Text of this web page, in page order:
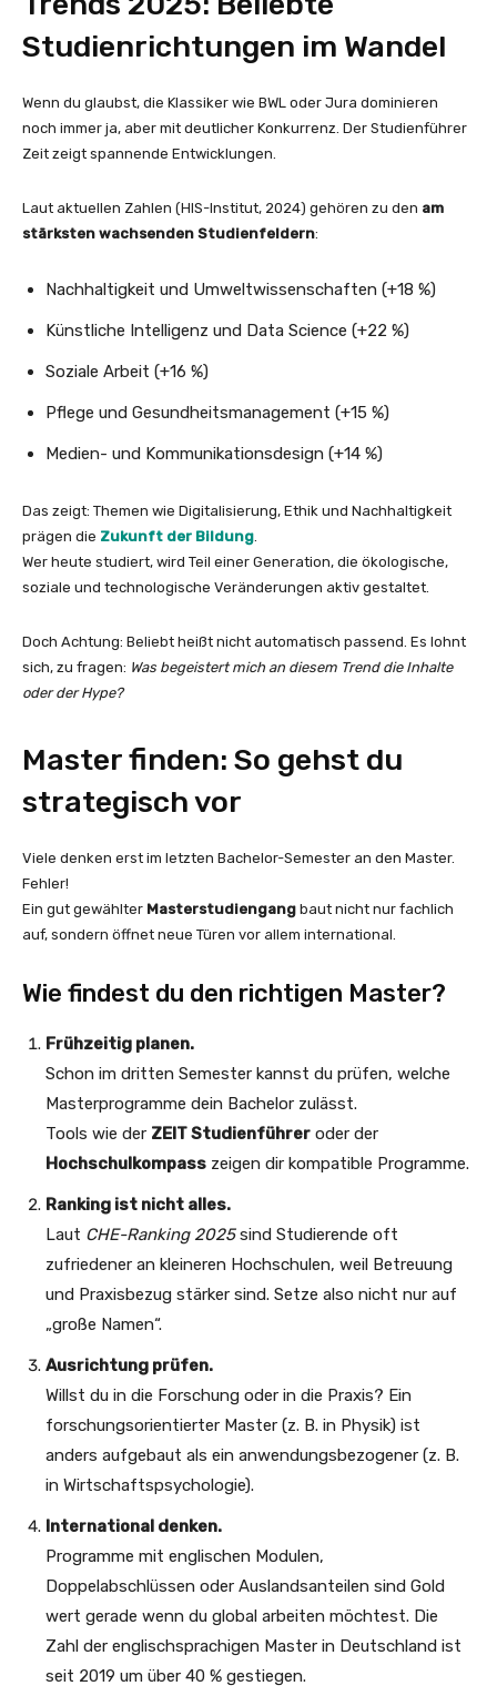
Studienrichtungen im Wandel
Wenn du glaubst, die Klassiker wie BWL oder Jura dominieren
noch immer ja, aber mit deutlicher Konkurrenz. Der Studienführer
Zeit zeigt spannende Entwicklungen.
Laut aktuellen Zahlen (HIS-Institut, 2024) gehören zu den am
stärksten wachsenden Studienfeldern:
Nachhaltigkeit und Umweltwissenschaften (+18 %)
Künstliche Intelligenz und Data Science (+22 %)
Soziale Arbeit (+16 %)
Pflege und Gesundheitsmanagement (+15 %)
Medien- und Kommunikationsdesign (+14 %)
Das zeigt: Themen wie Digitalisierung, Ethik und Nachhaltigkeit
prägen die Zukunft der Bildung.
Wer heute studiert, wird Teil einer Generation, die ökologische,
soziale und technologische Veränderungen aktiv gestaltet.
Doch Achtung: Beliebt heißt nicht automatisch passend. Es lohnt
sich, zu fragen: Was begeistert mich an diesem Trend die Inhalte
oder der Hype?
Master finden: So gehst du
strategisch vor
Viele denken erst im letzten Bachelor-Semester an den Master.
Fehler!
Ein gut gewählter Masterstudiengang baut nicht nur fachlich
auf, sondern öffnet neue Türen vor allem international.
Wie findest du den richtigen Master?
Frühzeitig planen.
Schon im dritten Semester kannst du prüfen, welche
Masterprogramme dein Bachelor zulässt.
Tools wie der ZEIT Studienführer oder der
Hochschulkompass zeigen dir kompatible Programme.
Ranking ist nicht alles.
Laut CHE-Ranking 2025sind Studierende oft
zufriedener an kleineren Hochschulen, weil Betreuung
und Praxisbezug stärker sind. Setze also nicht nur auf
„große Namen“.
Ausrichtung prüfen.
Willst du in die Forschung oder in die Praxis? Ein
forschungsorientierter Master (z. B. in Physik) ist
anders aufgebaut als ein anwendungsbezogener (z. B.
in Wirtschaftspsychologie).
International denken.
Programme mit englischen Modulen,
Doppelabschlüssen oder Auslandsanteilen sind Gold
wert gerade wenn du global arbeiten möchtest. Die
Zahl der englischsprachigen Master in Deutschland ist
seit 2019 um über 40 % gestiegen.